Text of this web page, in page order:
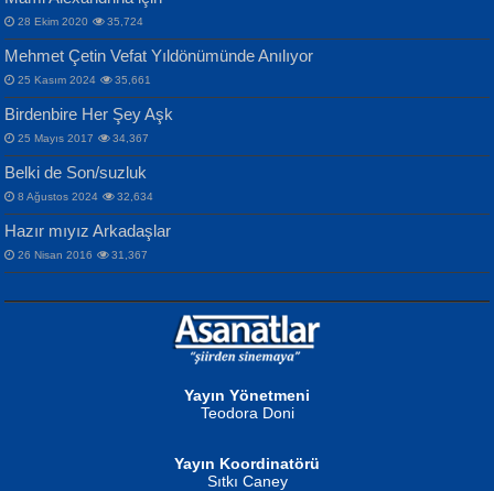
MAHMUT GÜRBÜZ
İbrahim Olmak ve Bitirebilmek...
NURAN KÖSE BAYDAR
Songül Özel
Mahzen...
Ben Deniz Değilim ki...
NAZIM HİKMET RAN
Bir Cezaevinde, Tecritteki Adamın
Mektupları...
28 Ekim 2020 35,724
Mehmet Çetin Vefat Yıldönümünde Anılıyor
25 Kasım 2024 35,661
Birdenbire Her Şey Aşk
25 Mayıs 2017 34,367
Belki de Son/suzluk
8 Ağustos 2024 32,634
Hazır mıyız Arkadaşlar
26 Nisan 2016 31,367
Yayın Yönetmeni
Teodora Doni
Yayın Koordinatörü
Sıtkı Caney